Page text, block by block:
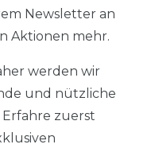
Newsletter an
Aktionen mehr.
werden wir
und nützliche
zuerst